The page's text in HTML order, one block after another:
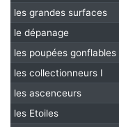
les grandes surfaces
le dépanage
les poupées gonflables
les collectionneurs I
les ascenceurs
les Etoiles